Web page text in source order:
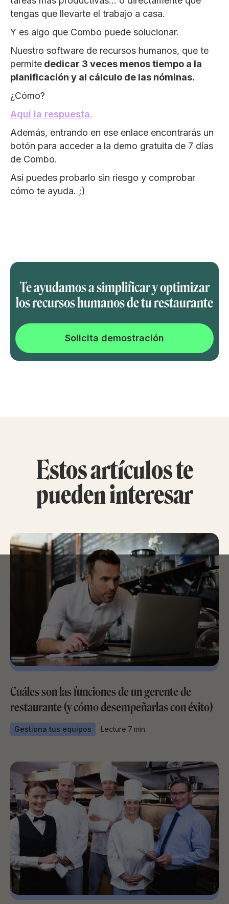
Te ayudamos a simplificar y optimizar
los recursos humanos de tu restaurante
Solicita demostración
tengas que llevarte el trabajo a casa.
Y es algo que Combo puede solucionar.
Nuestro software de recursos humanos, que te
permite dedicar 3 veces menos tiempo a la
planificación y al cálculo de las nóminas.
¿Cómo?
Aquí la respuesta.
Además, entrando en ese enlace encontrarás un
botón para acceder a la demo gratuita de 7 días
de Combo.
Así puedes probarlo sin riesgo y comprobar
cómo te ayuda. ;)
Estos artículos te
pueden interesar
Cuáles son las funciones de un gerente de
restaurante (y cómo desempeñarlas con éxito)
Gestiona tus equipos Lecture 7 min